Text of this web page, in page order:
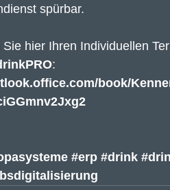
spürbar.
hier Ihren Individuellen
:
book/
#erp #drink